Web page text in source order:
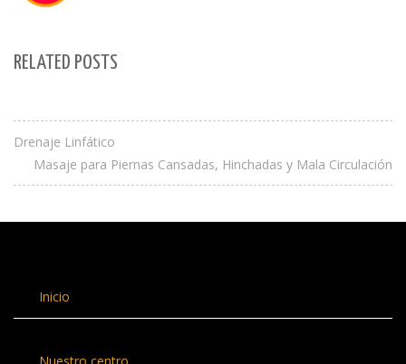
RELATED POSTS
Drenaje Linfático
Masaje para Piernas Cansadas, Hinchadas y Mala Circulación
Inicio